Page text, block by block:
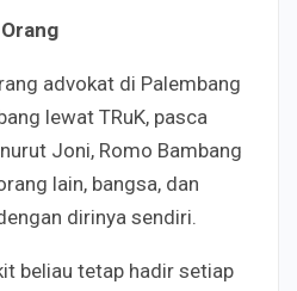
advokat di Palembang
lewat TRuK, pasca
Joni, Romo Bambang
lain, bangsa, dan
dirinya sendiri.
beliau tetap hadir setiap